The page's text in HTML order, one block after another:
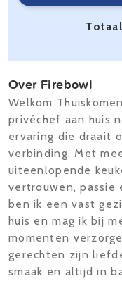
Over Firebowl
Welkom
privéchef aan huis
ervaring die draait
verbinding. Met
uiteenlopende
vertrouwen, passie
ben ik een vast
huis en mag ik bij
momenten
gerechten zijn
smaak en altijd in